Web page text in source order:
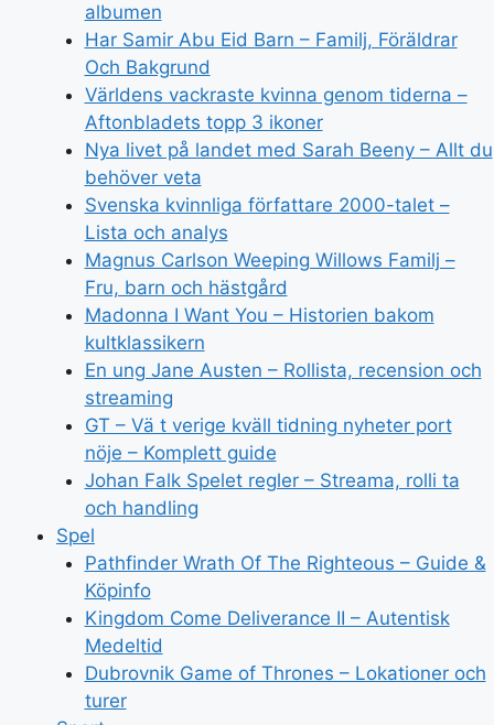
albumen
Har Samir Abu Eid Barn – Familj, Föräldrar
Och Bakgrund
Världens vackraste kvinna genom tiderna –
Aftonbladets topp 3 ikoner
Nya livet på landet med Sarah Beeny – Allt du
behöver veta
Svenska kvinnliga författare 2000-talet –
Lista och analys
Magnus Carlson Weeping Willows Familj –
Fru, barn och hästgård
Madonna I Want You – Historien bakom
kultklassikern
En ung Jane Austen – Rollista, recension och
streaming
GT – Vä t verige kväll tidning nyheter port
nöje – Komplett guide
Johan Falk Spelet regler – Streama, rolli ta
och handling
Spel
Pathfinder Wrath Of The Righteous – Guide &
Köpinfo
Kingdom Come Deliverance II – Autentisk
Medeltid
Dubrovnik Game of Thrones – Lokationer och
turer